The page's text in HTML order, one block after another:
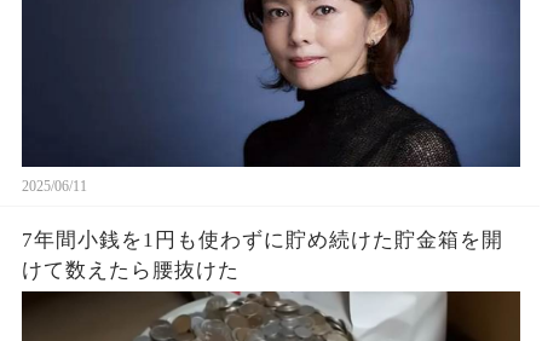
2025/06/11
7年間小銭を1円も使わずに貯め続けた貯金箱を開
けて数えたら腰抜けた